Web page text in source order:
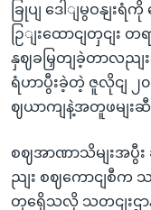
ခြုပျ ဒေါျမွဝနျ
ဉြျးထောငျတှငျး တ
နှဈခမြှတျခဲ့တာလညျး
ရံဟာပွီးခဲ့တဲ့ ဇူလိုငျ ၂
ဈယာကျနဲ့အတူဖမျးဆီ
စဈအာဏာသိမျးအပွီ
ညျး စဈကောငျစီက
တှရှေိသလို သတငျးဌာ